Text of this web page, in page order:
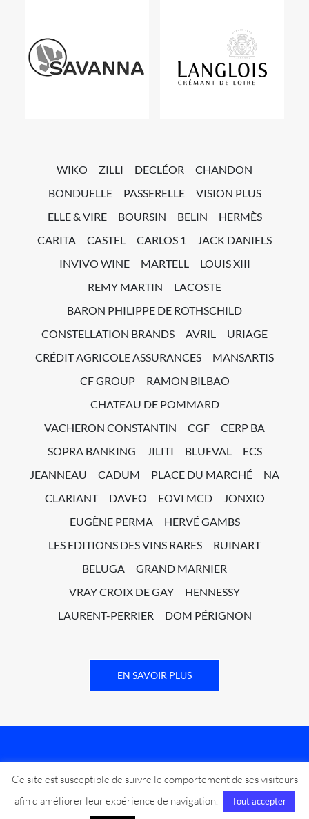
WIKO ZILLI DECLÉOR
CHANDON
BONDUELLE
PASSERELLE
VISION PLUS
ELLE & VIRE
BOURSIN BELIN
HERMÈS
CARITA
CASTEL CARLOS 1
JACK DANIELS
INVIVO WINE
MARTELL
LOUIS XIII
REMY MARTIN
LACOSTE
BARON PHILIPPE DE ROTHSCHILD
CONSTELLATION BRANDS
AVRIL
URIAGE
CRÉDIT AGRICOLE ASSURANCES
MANSARTIS
CF GROUP
RAMON BILBAO
CHATEAU DE POMMARD
VACHERON CONSTANTIN
CGF
CERP BA
SOPRA BANKING
JILITI BLUEVAL
ECS
JEANNEAU
CADUM PLACE DU MARCHÉ
NA
CLARIANT
DAVEO EOVI MCD
JONXIO
EUGÈNE PERMA
HERVÉ GAMBS
LES EDITIONS DES VINS RARES
RUINART
BELUGA
GRAND MARNIER
VRAY CROIX DE GAY
HENNESSY
LAURENT-PERRIER
DOM PÉRIGNON
EN SAVOIR PLUS
Marjorie Bachot
54 avenue Secrétan
Ce site est susceptible de suivre le comportement de ses visiteurs
afin d'améliorer leur expérience de navigation.
Tout accepter